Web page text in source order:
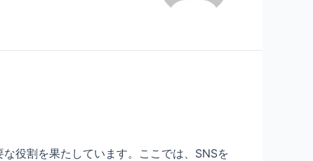
役割を果たしています。ここでは、SNSを